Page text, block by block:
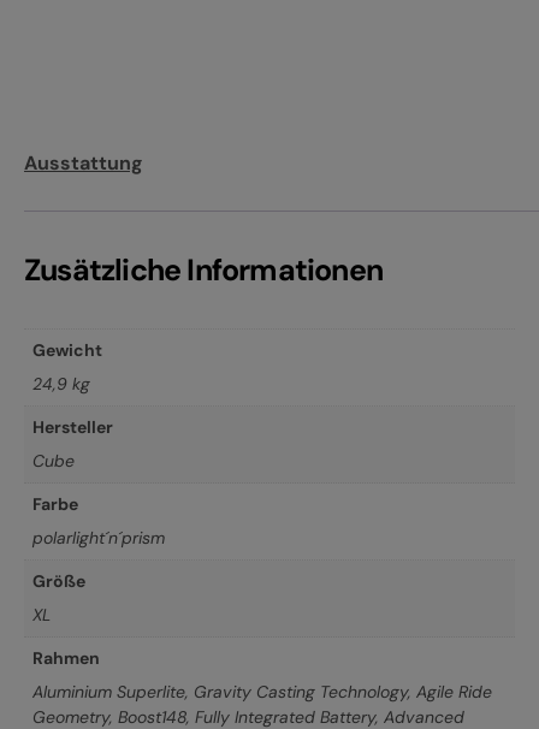
Ausstattung
Zusätzliche Informationen
Gewicht
24,9 kg
Hersteller
Cube
Farbe
polarlight´n´prism
Größe
XL
Rahmen
Aluminium Superlite, Gravity Casting Technology, Agile Ride
Geometry, Boost148, Fully Integrated Battery, Advanced